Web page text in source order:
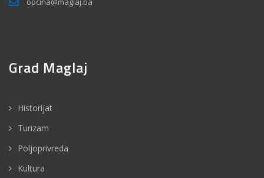
Grad Maglaj
Historijat
Turizam
Poljoprivreda
Kultura